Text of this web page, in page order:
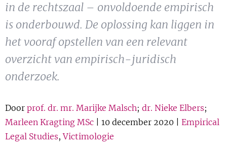
Podcast
in de rechtszaal – onvoldoende empirisch
is onderbouwd. De oplossing kan liggen in
het vooraf opstellen van een relevant
overzicht van empirisch-juridisch
onderzoek.
Door prof. dr. mr. Marijke Malsch; dr. Nieke Elbers;
Marleen Kragting MSc | 10 december 2020 | Empirical
Legal Studies,Victimologie